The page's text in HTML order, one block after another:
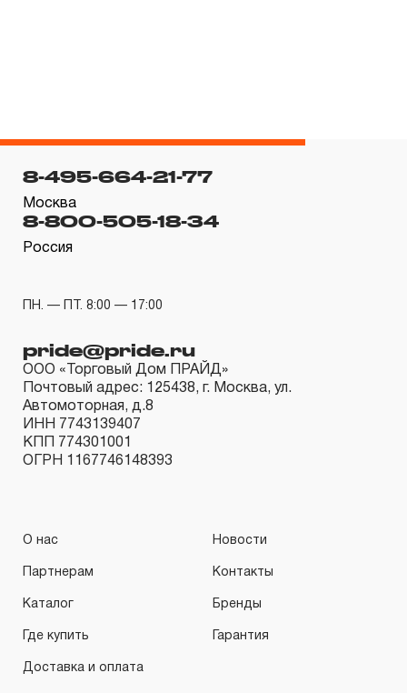
монтажного инструмента.
2. Понятие «ОГРАНИЧЕННАЯ ГАРАНТИЯ»
распространяется понятие «ограниченной гарантии», в
связанным с повышенным износом при использовании
и определен в 12-15 месяцев с начала использования
в условиях эксплуатации средней интенсивности.
2.2 При повышенной интенсивности или тяжелых
условиях эксплуатации инструмента гарантийный срок
определяется по дате продажи, указанной в
гарантийном талоне продавцом инструмента или
продукции на промышленные предприятия, начало
гарантийного срока может исчисляться с момента
8-495-664-21-77
Москва
8-800-505-18-34
Россия
ПН. — ПТ. 8:00 — 17:00
pride@pride.ru
ООО «Торговый Дом ПРАЙД»
Почтовый адрес: 125438, г. Москва, ул.
Автомоторная, д.8
ИНН 7743139407
КПП 774301001
ОГРН 1167746148393
О нас Новости
Партнерам Контакты
Каталог Бренды
Где купить Гарантия
Доставка и оплата